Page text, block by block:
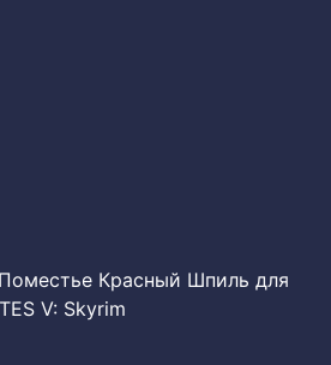
Красный Шпиль для
TES V: Skyrim